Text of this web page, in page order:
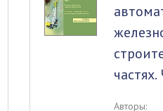
Авторы: